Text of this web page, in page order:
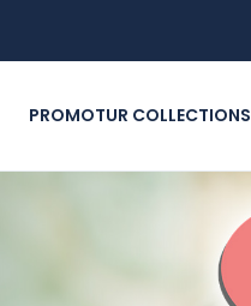
PROMOTUR COLLECTIONS